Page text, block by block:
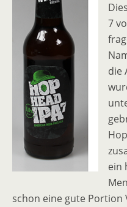
7
die
ein
schon eine gute